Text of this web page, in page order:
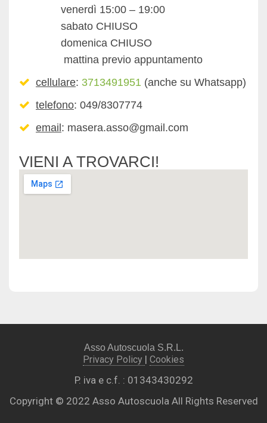
venerdì 15:00 – 19:00
sabato CHIUSO
domenica CHIUSO
mattina previo appuntamento
cellulare: 3713491951 (anche su Whatsapp)
telefono: 049/8307774
email : masera.asso@gmail.com
VIENI A TROVARCI!
Asso Autoscuola S.R.L.
Privacy Policy | Cookies
P. iva e c.f. : 01343430292
Copyright © 2022 Asso Autoscuola All Rights Reserved